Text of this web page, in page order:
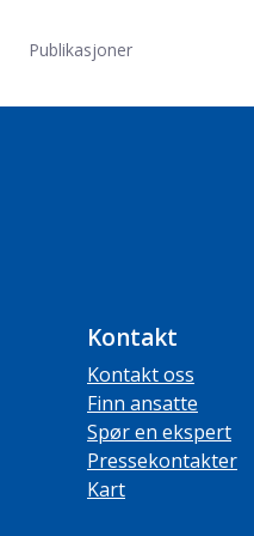
Publikasjoner
Kontakt
Kontakt oss
Finn ansatte
Spør en ekspert
Pressekontakter
Kart